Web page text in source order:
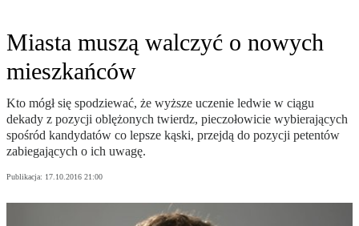
Miasta muszą walczyć o nowych
mieszkańców
Kto mógł się spodziewać, że wyższe uczenie ledwie w ciągu
dekady z pozycji oblężonych twierdz, pieczołowicie wybierających
spośród kandydatów co lepsze kąski, przejdą do pozycji petentów
zabiegających o ich uwagę.
Publikacja: 17.10.2016 21:00